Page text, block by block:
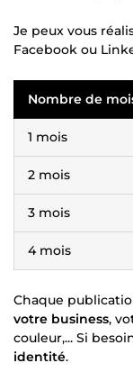
Je peux vous
Facebook ou
Nombre de
1 mois
2 mois
3 mois
4 mois
Chaque
votre business,
couleur,... Si
identité.